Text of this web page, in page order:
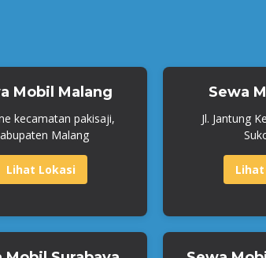
Mobil Malang
kecamatan pakisaji,
Malang
Lihat Lokasi
Sewa
Jl. Jantung